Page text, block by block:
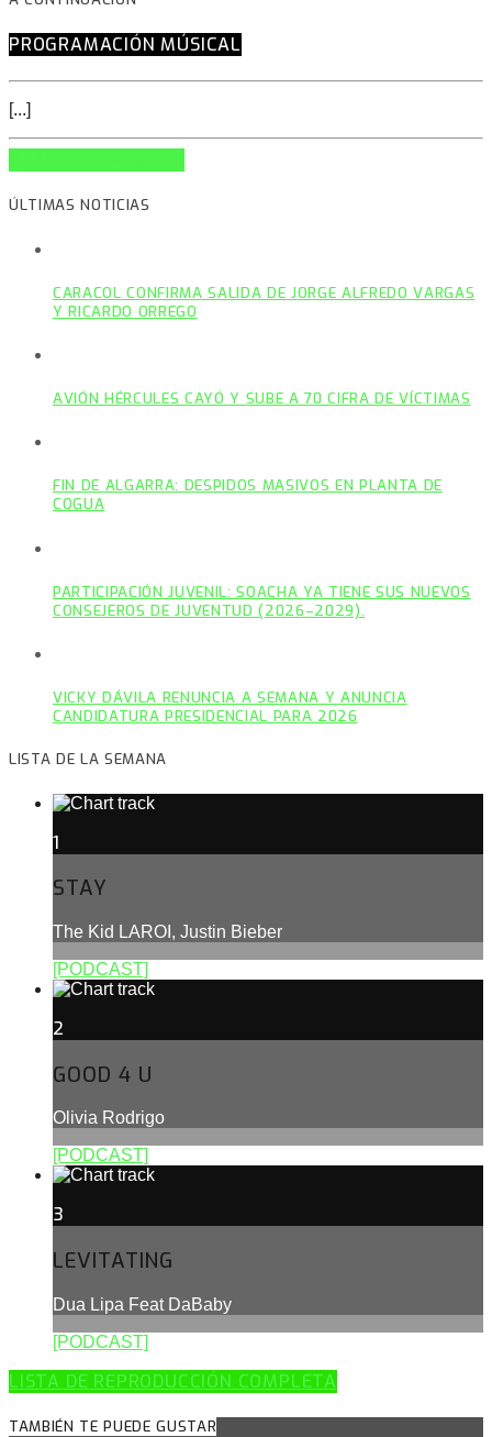
PROGRAMACIÓN MÚSICAL
[...]
ÚLTIMAS NOTICIAS
CARACOL CONFIRMA SALIDA DE JORGE ALFREDO VARGAS
Y RICARDO ORREGO
AVIÓN HÉRCULES CAYÓ Y SUBE A 70 CIFRA DE VÍCTIMAS
FIN DE ALGARRA: DESPIDOS MASIVOS EN PLANTA DE
COGUA
PARTICIPACIÓN JUVENIL: SOACHA YA TIENE SUS NUEVOS
CONSEJEROS DE JUVENTUD (2026–2029).
VICKY DÁVILA RENUNCIA A SEMANA Y ANUNCIA
CANDIDATURA PRESIDENCIAL PARA 2026
LISTA DE LA SEMANA
1
STAY
The Kid LAROI, Justin Bieber
[PODCAST]
2
GOOD 4 U
Olivia Rodrigo
[PODCAST]
3
LEVITATING
Dua Lipa Feat DaBaby
[PODCAST]
LISTA DE REPRODUCCIÓN COMPLETA
TAMBIÉN TE PUEDE GUSTAR